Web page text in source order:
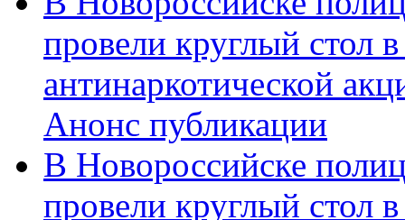
провели круглый стол
антинаркотической
Анонс публикации
В Новороссийске
провели круглый стол